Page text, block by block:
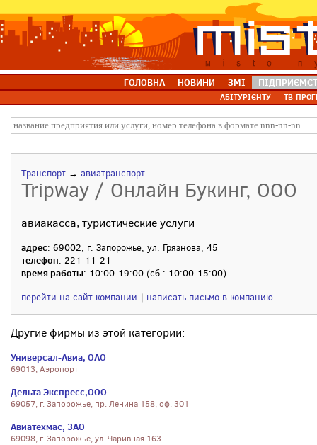
ГОЛОВНА НОВИНИ ЗМІ
АБІТУРІЄНТУ ТВ-
Транспорт → авиатранспорт
Tripway / Онлайн Букинг, ООО
авиакасса, туристические услуги
адрес: 69002, г. Запорожье, ул. Грязнова, 45
телефон: 221-11-21
время работы: 10:00-19:00 (сб.: 10:00-15:00)
перейти на сайт компании | написать письмо в компанию
Другие фирмы из этой категории:
Универсал-Авиа, ОАО
69013, Аэропорт
Дельта Экспресс,ООО
69057, г. Запорожье, пр. Ленина 158, оф. 301
Авиатехмас, ЗАО
69098, г. Запорожье, ул. Чаривная 163